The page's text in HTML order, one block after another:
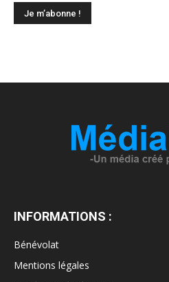
INFORMATIONS :
Bénévolat
Mentions légales